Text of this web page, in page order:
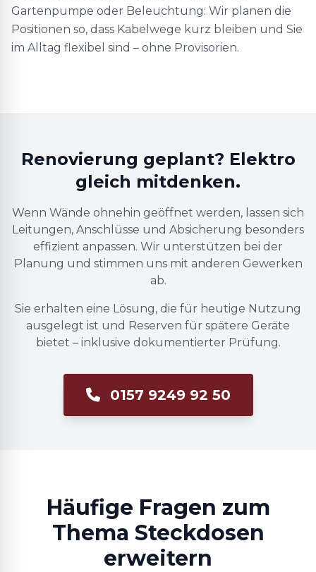
Gartenpumpe oder Beleuchtung: Wir planen die
Positionen so, dass Kabelwege kurz bleiben und Sie
im Alltag flexibel sind – ohne Provisorien.
Renovierung geplant? Elektro
gleich mitdenken.
Wenn Wände ohnehin geöffnet werden, lassen sich
Leitungen, Anschlüsse und Absicherung besonders
effizient anpassen. Wir unterstützen bei der
Planung und stimmen uns mit anderen Gewerken
ab.
Sie erhalten eine Lösung, die für heutige Nutzung
ausgelegt ist und Reserven für spätere Geräte
bietet – inklusive dokumentierter Prüfung.
0157 9249 92 50
Häufige Fragen zum
Thema Steckdosen
erweitern